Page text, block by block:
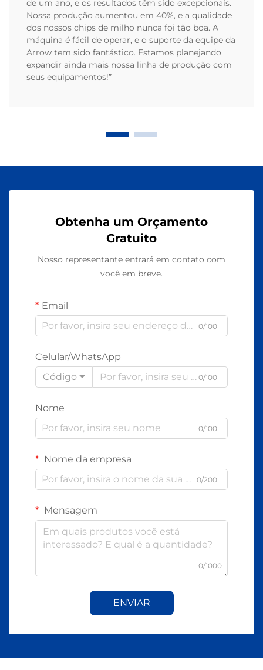
de um ano, e os resultados têm sido excepcionais.
Nossa produção aumentou em 40%, e a qualidade
dos nossos chips de milho nunca foi tão boa. A
máquina é fácil de operar, e o suporte da equipe da
Arrow tem sido fantástico. Estamos planejando
expandir ainda mais nossa linha de produção com
seus equipamentos!”
Obtenha um Orçamento
Gratuito
Nosso representante entrará em contato com
você em breve.
Email
0/100
Celular/WhatsApp
Código
0/100
Nome
0/100
Nome da empresa
0/200
Mensagem
0/1000
ENVIAR